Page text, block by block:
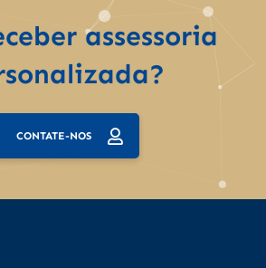
assessoria
CONTATE-NOS